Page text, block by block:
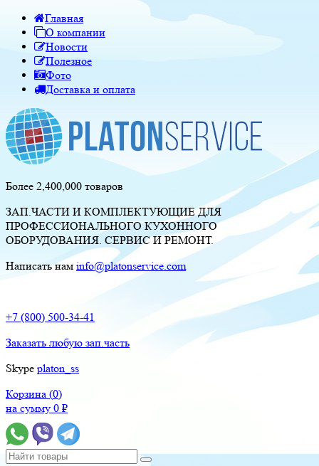
Главная
О компании
Новости
Полезное
Фото
Доставка и оплата
Более 2,400,000 товаров
ЗАП.ЧАСТИ И КОМПЛЕКТУЮЩИЕ ДЛЯ
ПРОФЕССИОНАЛЬНОГО КУХОННОГО
ОБОРУДОВАНИЯ. СЕРВИС И РЕМОНТ.
Написать нам info@platonservice.com
+7 (800) 500-34-41
Заказать любую зап.часть
Skype platon_ss
Корзина (0)
на сумму 0 ₽